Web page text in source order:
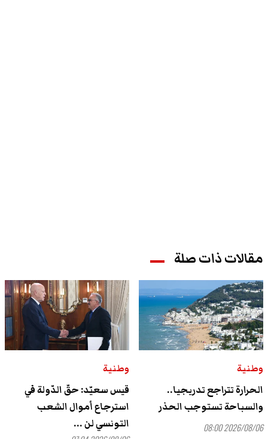
مقالات ذات صلة
وطنية
الحرارة تتراجع تدريجيا..
والسباحة تستوجب الحذر
2026/08/06 08:00
وطنية
قيس سعيّد: حقّ الدّولة في
استرجاع أموال الشعب
التونسي لن ...